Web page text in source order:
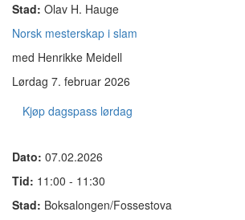
Stad: Olav H. Hauge
Norsk mesterskap i slam
med Henrikke Meidell
Lørdag 7. februar 2026
Kjøp dagspass lørdag
Dato: 07.02.2026
Tid: 11:00 - 11:30
Stad: Boksalongen/Fossestova